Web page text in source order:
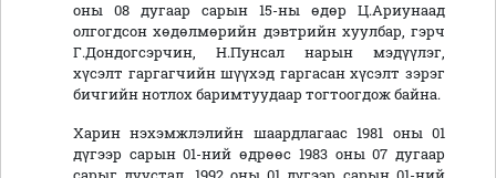
оны 08 дугаар сарын 15-ны өдөр Ц.Ариунаад
олгогдсон хөдөлмөрийн дэвтрийн хуулбар, гэрч
Г.Дондогсэрчин, Н.Пунсал нарын мэдүүлэг,
хүсэлт гаргагчийн шүүхэд гаргасан хүсэлт зэрэг
бичгийн нотлох баримтуудаар тогтоогдож байна.
Харин нэхэмжлэлийн шаардлагаас 1981 оны 01
дүгээр сарын 01-ний өдрөөс 1983 оны 07 дугаар